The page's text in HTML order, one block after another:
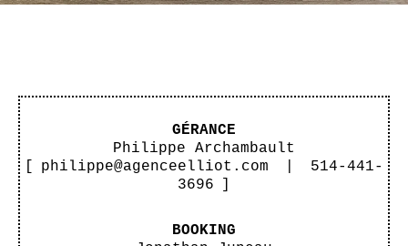
GÉRANCE
Philippe Archambault
[
philippe@agenceelliot.com
514-441-
3696
]
BOOKING